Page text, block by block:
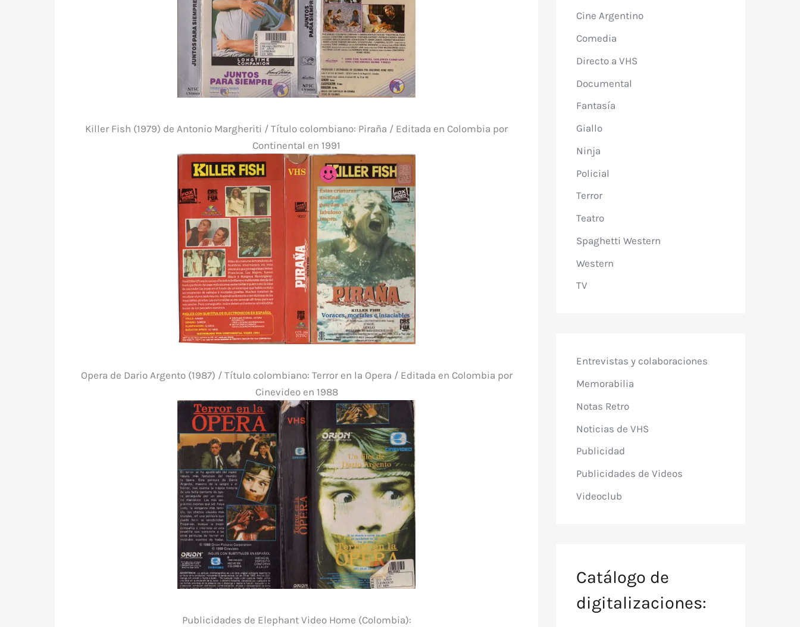
Killer Fish (1979) de Antonio Margheriti / Título colombiano: Piraña / Editada en Colombia por
Continental en 1991
Opera de Dario Argento (1987) / Título colombiano: Terror en la Opera / Editada en Colombia por
Cinevideo en 1988
Publicidades de Elephant Video Home (Colombia):
Cine Argentino
Comedia
Directo a VHS
Documental
Fantasía
Giallo
Ninja
Policial
Terror
Teatro
Spaghetti Western
Western
TV
Entrevistas y colaboraciones
Memorabilia
Notas Retro
Noticias de VHS
Publicidad
Publicidades de Videos
Videoclub
Catálogo de
digitalizaciones: